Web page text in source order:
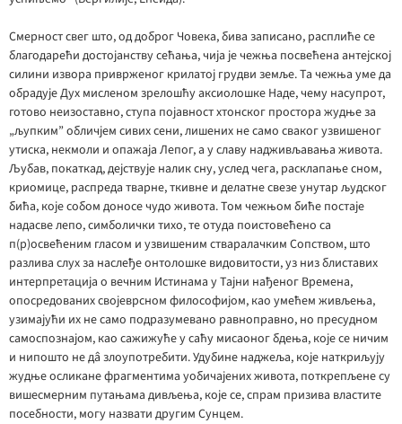
Смерност свег што, од доброг Човека, бива записано, расплиће се
благодарећи достојанству сећања, чија је чежња посвећена антејској
силини извора приврженог крилатој грудви земље. Та чежња уме да
обрадује Дух мисленом зрелошћу аксиолошке Наде, чему насупрот,
готово неизоставно, ступа појавност хтонског простора жудње за
„љупким” обличјем сивих сени, лишених не само сваког узвишеног
утиска, некмоли и опажаја Лепог, а у славу надживљавања живота.
Љубав, покаткад, дејствује налик сну, услед чега, расклапање сном,
криомице, распреда тварне, ткивне и делатне свезе унутар људског
бића, које собом доносе чудо живота. Том чежњом биће постаје
надасве лепо, симболички тихо, те отуда поистовећено са
п(р)освећеним гласом и узвишеним стваралачким Сопством, што
разлива слух за наслеђе онтолошке видовитости, уз низ блиставих
интерпретација о вечним Истинама у Тајни нађеног Времена,
опосредованих својеврсном философијом, као умећем живљења,
узимајући их не само подразумевано равноправно, но пресудном
самоспознајом, као сажижуће у саћу мисаоног бдења, које се ничим
и нипошто не дâ злоупотребити. Удубине наджеља, које наткриљују
жудње осликане фрагментима уобичајених живота, поткрепљене су
вишесмерним путањама дивљења, које се, спрам призива властите
посебности, могу назвати другим Сунцем.